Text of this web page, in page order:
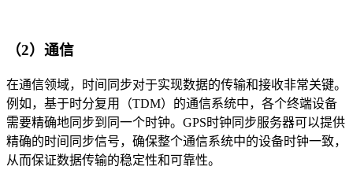
（2）通信
在通信领域，时间同步对于实现数据的传输和接收非常关键。
例如，基于时分复用（TDM）的通信系统中，各个终端设备
需要精确地同步到同一个时钟。GPS时钟同步服务器可以提供
精确的时间同步信号，确保整个通信系统中的设备时钟一致，
从而保证数据传输的稳定性和可靠性。